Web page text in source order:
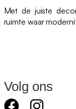
Met de juiste
ruimte waar
Volg ons